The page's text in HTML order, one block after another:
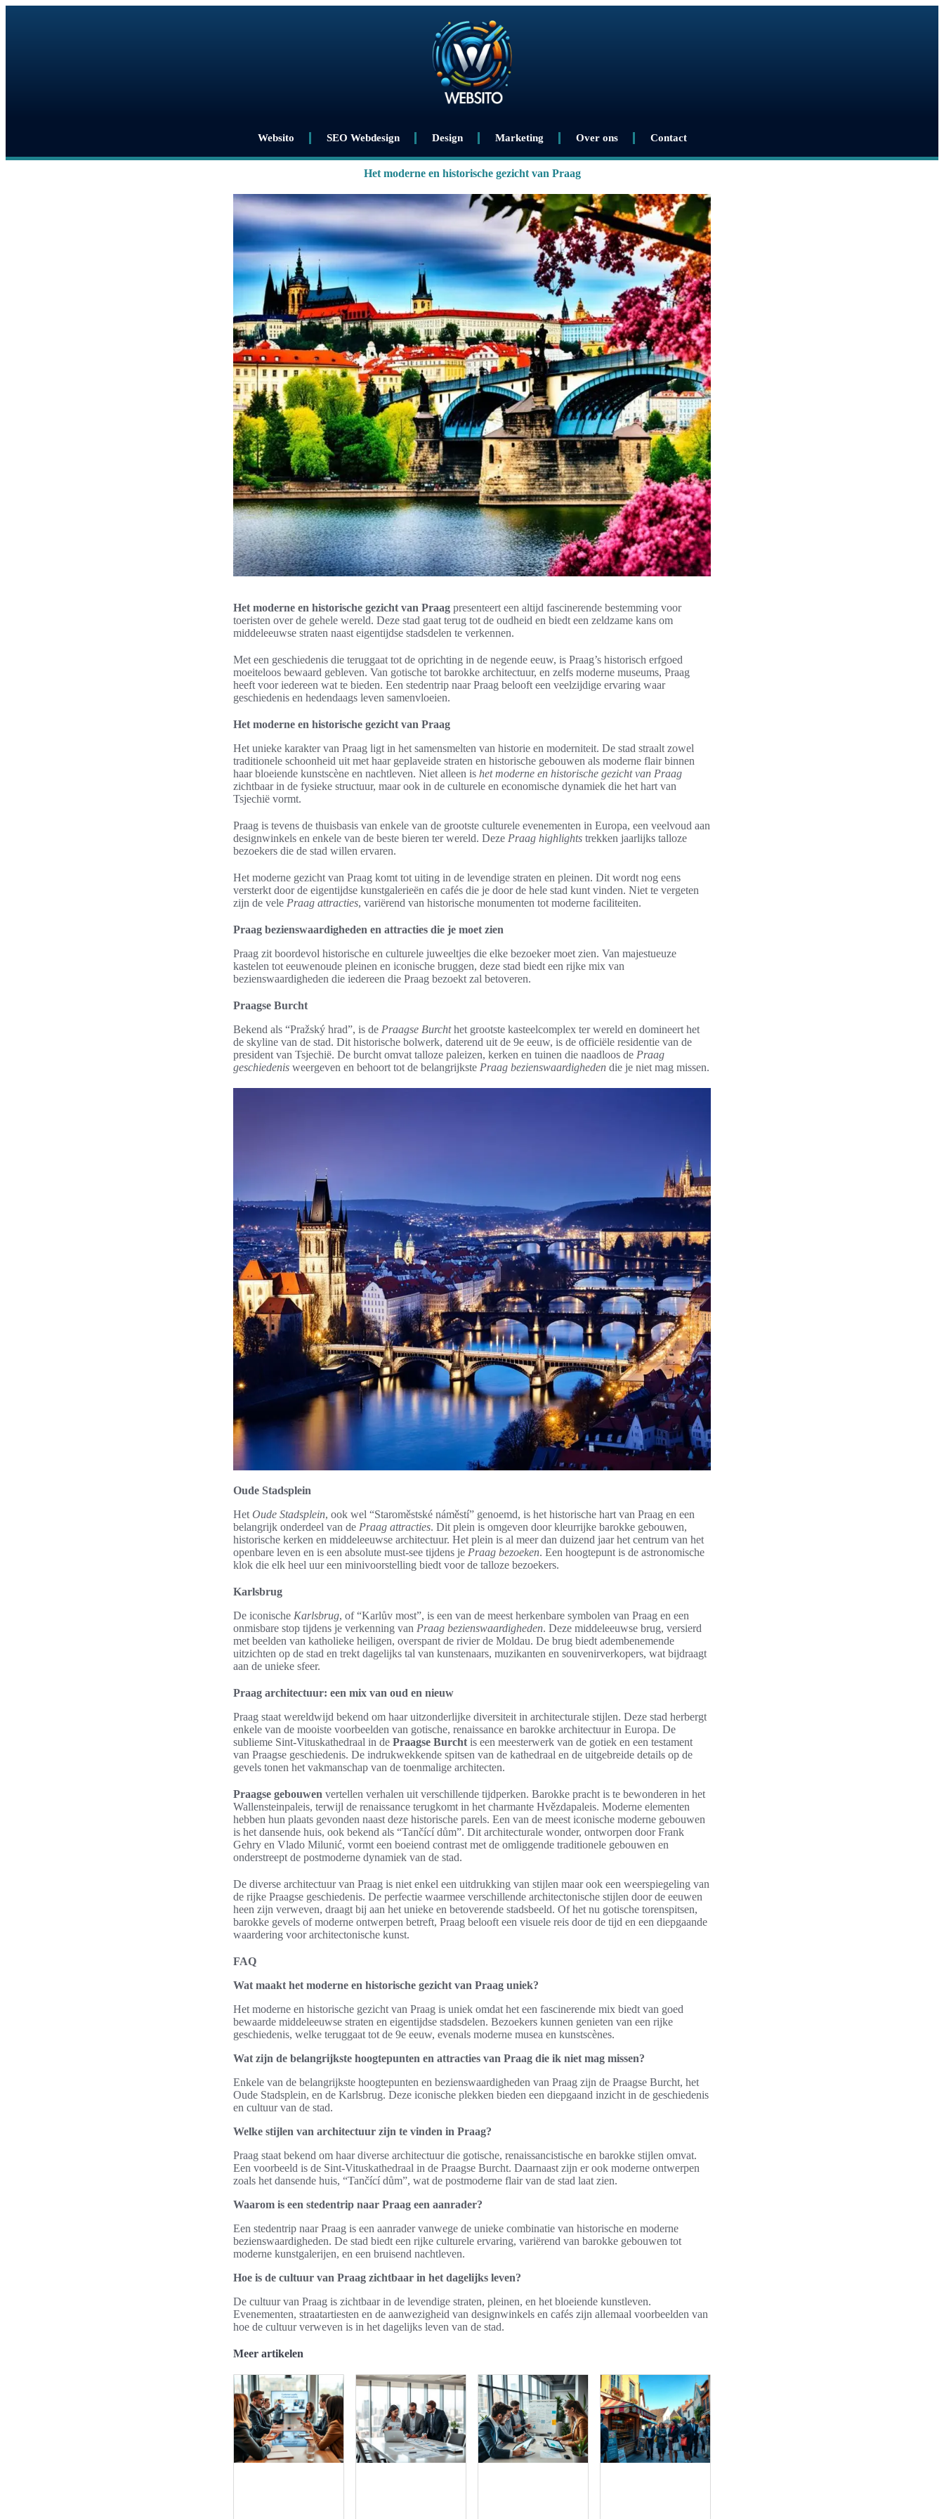
Websito SEO Webdesign Design Marketing Over ons Contact
Het moderne en historische gezicht van Praag
Het moderne en historische gezicht van Praag presenteert een altijd fascinerende bestemming voor
toeristen over de gehele wereld. Deze stad gaat terug tot de oudheid en biedt een zeldzame kans om
middeleeuwse straten naast eigentijdse stadsdelen te verkennen.
Met een geschiedenis die teruggaat tot de oprichting in de negende eeuw, is Praag’s historisch erfgoed
moeiteloos bewaard gebleven. Van gotische tot barokke architectuur, en zelfs moderne museums, Praag
heeft voor iedereen wat te bieden. Een stedentrip naar Praag belooft een veelzijdige ervaring waar
geschiedenis en hedendaags leven samenvloeien.
Het moderne en historische gezicht van Praag
Het unieke karakter van Praag ligt in het samensmelten van historie en moderniteit. De stad straalt zowel
traditionele schoonheid uit met haar geplaveide straten en historische gebouwen als moderne flair binnen
haar bloeiende kunstscène en nachtleven. Niet alleen is het moderne en historische gezicht van Praag
zichtbaar in de fysieke structuur, maar ook in de culturele en economische dynamiek die het hart van
Tsjechië vormt.
Praag is tevens de thuisbasis van enkele van de grootste culturele evenementen in Europa, een veelvoud aan
designwinkels en enkele van de beste bieren ter wereld. Deze Praag highlights trekken jaarlijks talloze
bezoekers die de stad willen ervaren.
Het moderne gezicht van Praag komt tot uiting in de levendige straten en pleinen. Dit wordt nog eens
versterkt door de eigentijdse kunstgalerieën en cafés die je door de hele stad kunt vinden. Niet te vergeten
zijn de vele Praag attracties, variërend van historische monumenten tot moderne faciliteiten.
Praag bezienswaardigheden en attracties die je moet zien
Praag zit boordevol historische en culturele juweeltjes die elke bezoeker moet zien. Van majestueuze
kastelen tot eeuwenoude pleinen en iconische bruggen, deze stad biedt een rijke mix van
bezienswaardigheden die iedereen die Praag bezoekt zal betoveren.
Praagse Burcht
Bekend als “Pražský hrad”, is de Praagse Burchthet grootste kasteelcomplex ter wereld en domineert het
de skyline van de stad. Dit historische bolwerk, daterend uit de 9e eeuw, is de officiële residentie van de
president van Tsjechië. De burcht omvat talloze paleizen, kerken en tuinen die naadloos de Praag
geschiedenis weergeven en behoort tot de belangrijkste Praag bezienswaardigheden die je niet mag missen.
Oude Stadsplein
Het Oude Stadsplein, ook wel “Staroměstské náměstí” genoemd, is het historische hart van Praag en een
belangrijk onderdeel van de Praag attracties. Dit plein is omgeven door kleurrijke barokke gebouwen,
historische kerken en middeleeuwse architectuur. Het plein is al meer dan duizend jaar het centrum van het
openbare leven en is een absolute must-see tijdens je Praag bezoeken. Een hoogtepunt is de astronomische
klok die elk heel uur een minivoorstelling biedt voor de talloze bezoekers.
Karlsbrug
De iconische Karlsbrug, of “Karlův most”, is een van de meest herkenbare symbolen van Praag en een
onmisbare stop tijdens je verkenning van Praag bezienswaardigheden. Deze middeleeuwse brug, versierd
met beelden van katholieke heiligen, overspant de rivier de Moldau. De brug biedt adembenemende
uitzichten op de stad en trekt dagelijks tal van kunstenaars, muzikanten en souvenirverkopers, wat bijdraagt
aan de unieke sfeer.
Praag architectuur: een mix van oud en nieuw
Praag staat wereldwijd bekend om haar uitzonderlijke diversiteit in architecturale stijlen. Deze stad herbergt
enkele van de mooiste voorbeelden van gotische, renaissance en barokke architectuur in Europa. De
sublieme Sint-Vituskathedraal in de Praagse Burcht is een meesterwerk van de gotiek en een testament
van Praagse geschiedenis. De indrukwekkende spitsen van de kathedraal en de uitgebreide details op de
gevels tonen het vakmanschap van de toenmalige architecten.
Praagse gebouwen vertellen verhalen uit verschillende tijdperken. Barokke pracht is te bewonderen in het
Wallensteinpaleis, terwijl de renaissance terugkomt in het charmante Hvězdapaleis. Moderne elementen
hebben hun plaats gevonden naast deze historische parels. Een van de meest iconische moderne gebouwen
is het dansende huis, ook bekend als “Tančící dům”. Dit architecturale wonder, ontworpen door Frank
Gehry en Vlado Milunić, vormt een boeiend contrast met de omliggende traditionele gebouwen en
onderstreept de postmoderne dynamiek van de stad.
De diverse architectuur van Praag is niet enkel een uitdrukking van stijlen maar ook een weerspiegeling van
de rijke Praagse geschiedenis. De perfectie waarmee verschillende architectonische stijlen door de eeuwen
heen zijn verweven, draagt bij aan het unieke en betoverende stadsbeeld. Of het nu gotische torenspitsen,
barokke gevels of moderne ontwerpen betreft, Praag belooft een visuele reis door de tijd en een diepgaande
waardering voor architectonische kunst.
FAQ
Wat maakt het moderne en historische gezicht van Praag uniek?
Het moderne en historische gezicht van Praag is uniek omdat het een fascinerende mix biedt van goed
bewaarde middeleeuwse straten en eigentijdse stadsdelen. Bezoekers kunnen genieten van een rijke
geschiedenis, welke teruggaat tot de 9e eeuw, evenals moderne musea en kunstscènes.
Wat zijn de belangrijkste hoogtepunten en attracties van Praag die ik niet mag missen?
Enkele van de belangrijkste hoogtepunten en bezienswaardigheden van Praag zijn de Praagse Burcht, het
Oude Stadsplein, en de Karlsbrug. Deze iconische plekken bieden een diepgaand inzicht in de geschiedenis
en cultuur van de stad.
Welke stijlen van architectuur zijn te vinden in Praag?
Praag staat bekend om haar diverse architectuur die gotische, renaissancistische en barokke stijlen omvat.
Een voorbeeld is de Sint-Vituskathedraal in de Praagse Burcht. Daarnaast zijn er ook moderne ontwerpen
zoals het dansende huis, “Tančící dům”, wat de postmoderne flair van de stad laat zien.
Waarom is een stedentrip naar Praag een aanrader?
Een stedentrip naar Praag is een aanrader vanwege de unieke combinatie van historische en moderne
bezienswaardigheden. De stad biedt een rijke culturele ervaring, variërend van barokke gebouwen tot
moderne kunstgalerijen, en een bruisend nachtleven.
Hoe is de cultuur van Praag zichtbaar in het dagelijks leven?
De cultuur van Praag is zichtbaar in de levendige straten, pleinen, en het bloeiende kunstleven.
Evenementen, straatartiesten en de aanwezigheid van designwinkels en cafés zijn allemaal voorbeelden van
hoe de cultuur verweven is in het dagelijks leven van de stad.
Meer artikelen